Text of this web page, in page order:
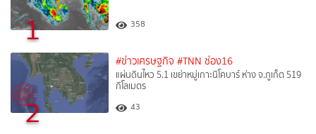
1 358
2
#ข่าวเศรษฐกิจ #TNN ช่อง16
แผ่นดินไหว 5.1 เขย่าหมู่เกาะนิโคบาร์ ห่าง จ.ภูเก็ต 519
กิโลเมตร
43